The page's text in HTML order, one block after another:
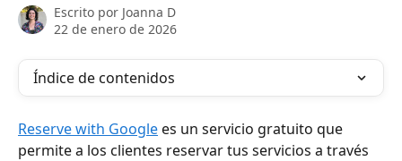
Escrito por Joanna D
22 de enero de 2026
Índice de contenidos
Reserve with Google es un servicio gratuito que
permite a los clientes reservar tus servicios a través